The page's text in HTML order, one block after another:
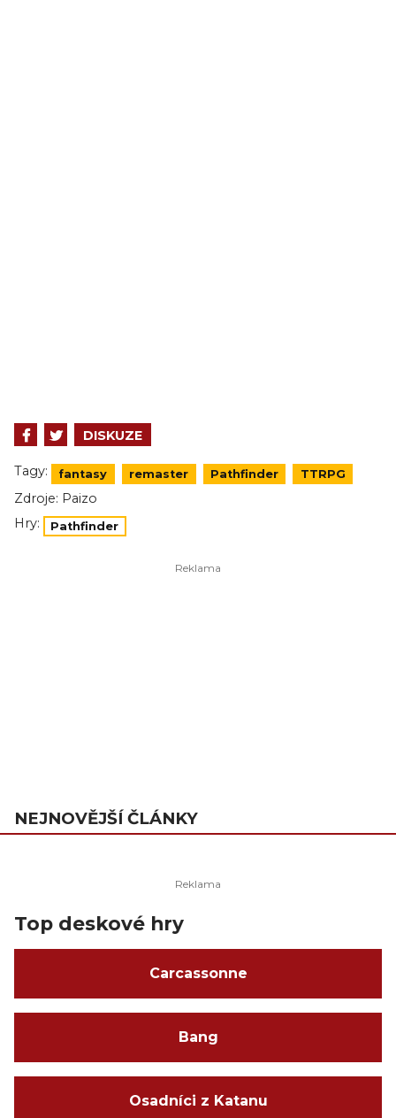
DISKUZE
Tagy: fantasy remaster Pathfinder TTRPG
Zdroje: Paizo
Hry:
Pathfinder
NEJNOVĚJŠÍ ČLÁNKY
Top deskové hry
Carcassonne
Bang
Osadníci z Katanu